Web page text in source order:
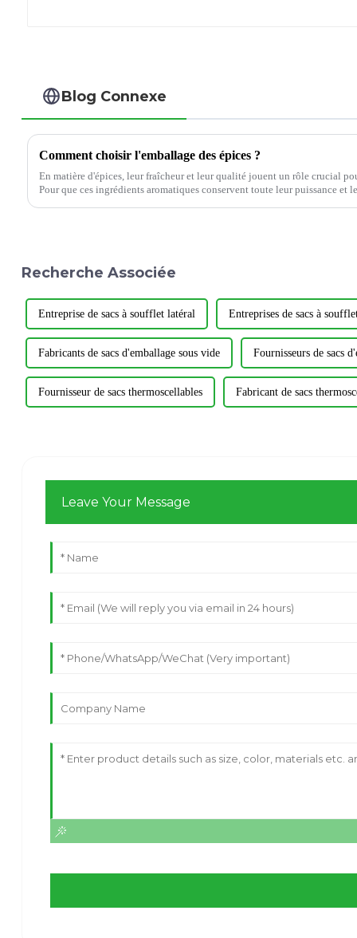
Blog Connexe
Comment choisir l'emballage des épices ?
En matière d'épices, leur fraîcheur et leur qualité jouent un rôle crucial
Pour que ces ingrédients aromatiques conservent toute leur puissance et
Recherche Associée
Entreprise de sacs à soufflet latéral Entreprises de sacs à
Fabricants de sacs d'emballage sous vide Fournisseurs de sacs
Fournisseur de sacs thermoscellables Fabricant de sacs
Leave Your Message